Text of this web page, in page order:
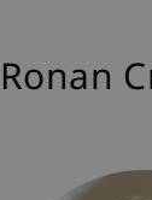
Ronan